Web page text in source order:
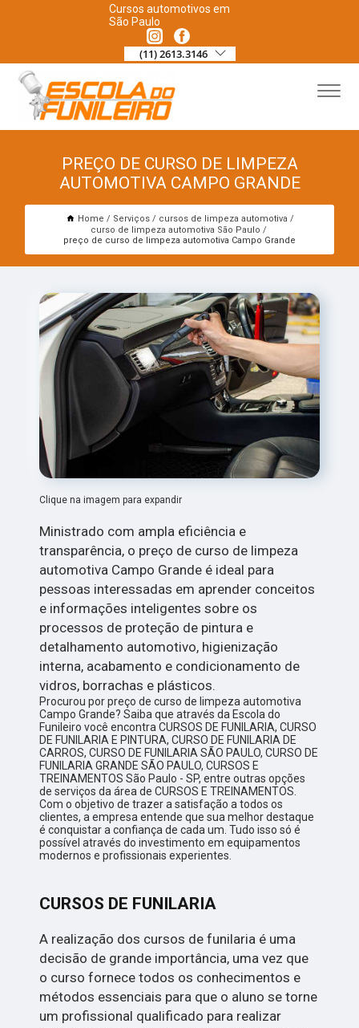
Cursos automotivos em
São Paulo
(11) 2613.3146
PREÇO DE CURSO DE LIMPEZA
AUTOMOTIVA CAMPO GRANDE
Home Serviços
cursos de limpeza automotiva
curso de limpeza automotiva São Paulo
preço de curso de limpeza automotiva Campo Grande
Clique na imagem para expandir
Ministrado com ampla eficiência e
transparência, o preço de curso de limpeza
automotiva Campo Grande é ideal para
pessoas interessadas em aprender conceitos
e informações inteligentes sobre os
processos de proteção de pintura e
detalhamento automotivo, higienização
interna, acabamento e condicionamento de
vidros, borrachas e plásticos.
Procurou por preço de curso de limpeza automotiva
Campo Grande? Saiba que através da Escola do
Funileiro você encontra CURSOS DE FUNILARIA, CURSO
DE FUNILARIA E PINTURA, CURSO DE FUNILARIA DE
CARROS, CURSO DE FUNILARIA SÃO PAULO, CURSO DE
FUNILARIA GRANDE SÃO PAULO, CURSOS E
TREINAMENTOS São Paulo - SP, entre outras opções
de serviços da área de CURSOS E TREINAMENTOS.
Com o objetivo de trazer a satisfação a todos os
clientes, a empresa entende que sua melhor destaque
é conquistar a confiança de cada um. Tudo isso só é
possível através do investimento em equipamentos
modernos e profissionais experientes.
CURSOS DE FUNILARIA
A realização dos cursos de funilaria é uma
decisão de grande importância, uma vez que
o curso fornece todos os conhecimentos e
métodos essenciais para que o aluno se torne
um profissional qualificado para realizar